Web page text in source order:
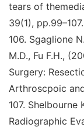
tears of
39(1), pp.99–107.
106. Sgaglione
M.D., Fu F.H.,
Surgery:
Arthroscpoic
107. Shelbourne
Radiographic